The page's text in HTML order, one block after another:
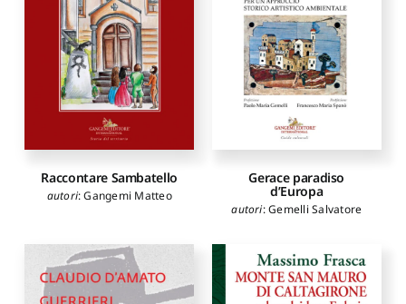
Raccontare Sambatello
autori:Gangemi Matteo
Gerace paradiso
d’Europa
autori:Gemelli Salvatore